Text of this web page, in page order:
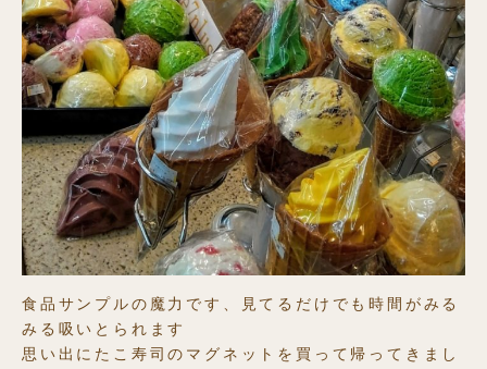
食品サンプルの魔力です、見てるだけでも時間がみる
みる吸いとられます
思い出にたこ寿司のマグネットを買って帰ってきまし